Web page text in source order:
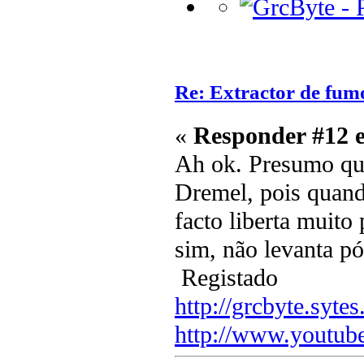
Re: Extractor de
« Responder #12
Ah ok. Presumo
Dremel, pois
facto liberta muito
sim, não levanta
Registado
http://
http://